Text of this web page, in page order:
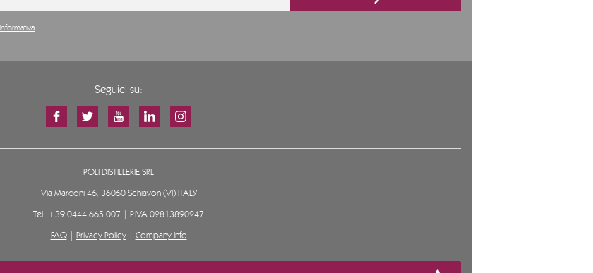
Informativa
Seguici su:
POLI DISTILLERIE SRL
Via Marconi 46, 36060 Schiavon (VI) ITALY
Tel. +39 0444 665 007 | P.IVA 02813890247
FAQ| Privacy Policy| Company Info